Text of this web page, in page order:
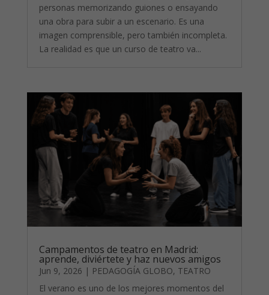
personas memorizando guiones o ensayando
una obra para subir a un escenario. Es una
imagen comprensible, pero también incompleta.
La realidad es que un curso de teatro va...
Campamentos de teatro en Madrid:
aprende, diviértete y haz nuevos amigos
Jun 9, 2026 | PEDAGOGÍA GLOBO, TEATRO
El verano es uno de los mejores momentos del